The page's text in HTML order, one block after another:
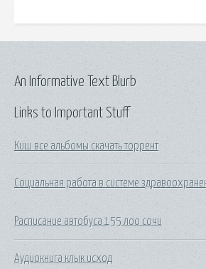
Links to Important Stuff
Киш все альбомы скачать торрент
Социальная работа в системе
Расписание автобуса 155 лоо сочи
Аудиокнига клык исход
An Informative Text Blurb